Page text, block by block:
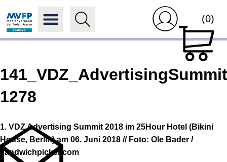
(0)
1278
1. VDZ Advertising Summit 2018 im 25Hour Hotel (Bikini
House, Berlin) am 06. Juni 2018 // Foto: Ole Bader /
sandwichpicker.com